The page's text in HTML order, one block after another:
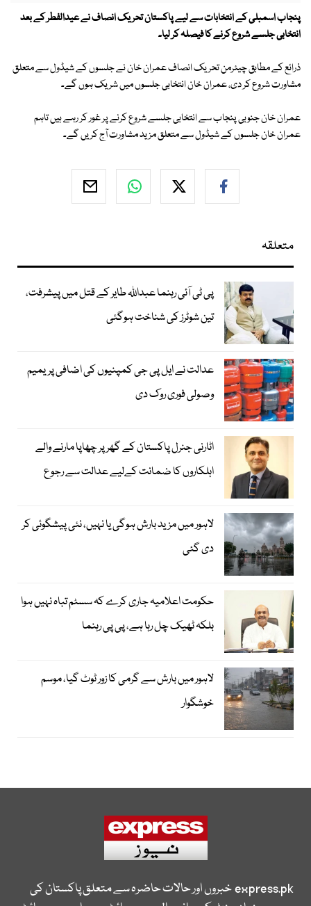
پنجاب اسمبلی کے انتخابات سے لیے پاکستان تحریک انصاف نے عیدالفطر کے بعد
انتخابی جلسے شروع کرنے کا فیصلہ کر لیا۔
ذرائع کے مطابق چیئرمن تحریک انصاف عمران خان نے جلسوں کے شیڈول سے متعلق
مشاورت شروع کر دی، عمران خان انتخابی جلسوں میں شریک ہوں گے۔
عمران خان جنوبی پنجاب سے انتخابی جلسے شروع کرنے پر غور کر رہے ہیں تاہم
عمران خان جلسوں کے شیڈول سے متعلق مزید مشاورت آج کریں گے۔
متعلقہ
پی ٹی آئی رہنما عبداللہ طایر کے قتل میں پیشرفت،
تین شوٹرز کی شناخت ہوگئی
عدالت نے ایل پی جی کمپنیوں کی اضافی پریمیم
وصولی فوری روک دی
اٹارنی جنرل پاکستان کے گھر پر چھاپا مارنے والے
اہلکاروں کا ضمانت کےلیے عدالت سے رجوع
لاہور میں مزید بارش ہوگی یا نہیں، نئی پیشگوئی کر
دی گئی
حکومت اعلامیہ جاری کرے کہ سسٹم تباہ نہیں ہوا
بلکہ ٹھیک چل رہا ہے، پی پی رہنما
لاہور میں بارش سے گرمی کا زور ٹوٹ گیا، موسم
خوشگوار
express.pkخبروں اور حالات حاضرہ سے متعلق پاکستان کی